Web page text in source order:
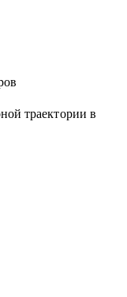
траектории в